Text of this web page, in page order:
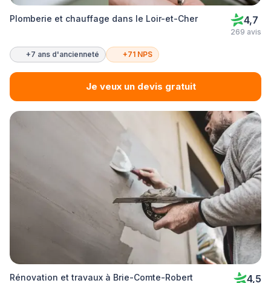
Plomberie et chauffage dans le Loir-et-Cher 4,7
269 avis
+7 ans d'ancienneté +71 NPS
Je veux un devis gratuit
Rénovation et travaux à Brie-Comte-Robert 4,5